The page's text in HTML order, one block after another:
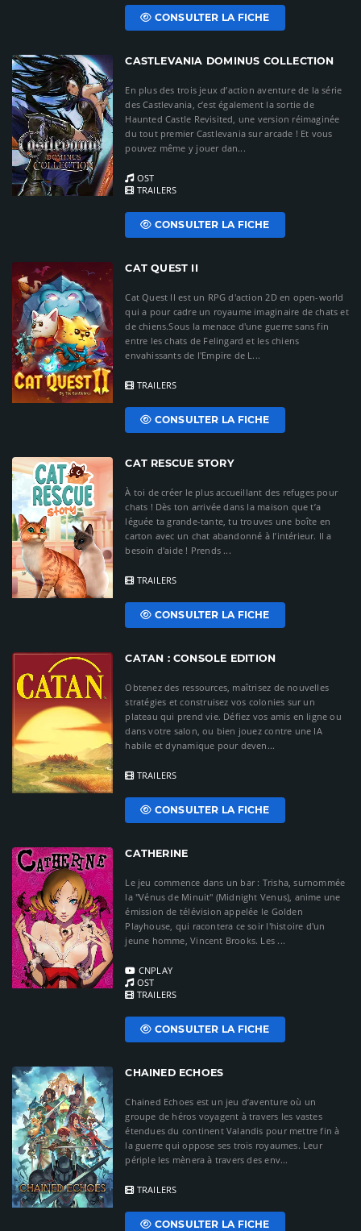
CONSULTER LA FICHE
CASTLEVANIA DOMINUS COLLECTION
En plus des trois jeux d’action aventure de la série
des Castlevania, c’est également la sortie de
Haunted Castle Revisited, une version réimaginée
du tout premier Castlevania sur arcade ! Et vous
pouvez même y jouer dan...
OST
TRAILERS
CONSULTER LA FICHE
CAT QUEST II
Cat Quest II est un RPG d'action 2D en open-world
qui a pour cadre un royaume imaginaire de chats et
de chiens.Sous la menace d'une guerre sans fin
entre les chats de Felingard et les chiens
envahissants de l'Empire de L...
TRAILERS
CONSULTER LA FICHE
CAT RESCUE STORY
À toi de créer le plus accueillant des refuges pour
chats ! Dès ton arrivée dans la maison que t’a
léguée ta grande-tante, tu trouves une boîte en
carton avec un chat abandonné à l’intérieur. Il a
besoin d'aide ! Prends ...
TRAILERS
CONSULTER LA FICHE
CATAN : CONSOLE EDITION
Obtenez des ressources, maîtrisez de nouvelles
stratégies et construisez vos colonies sur un
plateau qui prend vie. Défiez vos amis en ligne ou
dans votre salon, ou bien jouez contre une IA
habile et dynamique pour deven...
TRAILERS
CONSULTER LA FICHE
CATHERINE
Le jeu commence dans un bar : Trisha, surnommée
la "Vénus de Minuit" (Midnight Venus), anime une
émission de télévision appelée le Golden
Playhouse, qui racontera ce soir l'histoire d'un
jeune homme, Vincent Brooks. Les ...
CNPLAY
OST
TRAILERS
CONSULTER LA FICHE
CHAINED ECHOES
Chained Echoes est un jeu d’aventure où un
groupe de héros voyagent à travers les vastes
étendues du continent Valandis pour mettre fin à
la guerre qui oppose ses trois royaumes. Leur
périple les mènera à travers des env...
TRAILERS
CONSULTER LA FICHE